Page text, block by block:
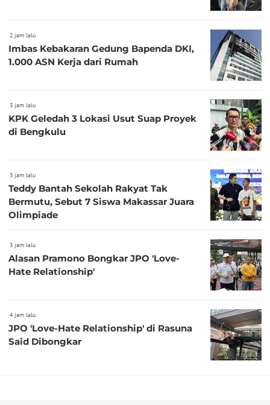
2 jam lalu
Imbas Kebakaran Gedung Bapenda DKI,
1.000 ASN Kerja dari Rumah
3 jam lalu
KPK Geledah 3 Lokasi Usut Suap Proyek
di Bengkulu
3 jam lalu
Teddy Bantah Sekolah Rakyat Tak
Bermutu, Sebut 7 Siswa Makassar Juara
Olimpiade
3 jam lalu
Alasan Pramono Bongkar JPO 'Love-
Hate Relationship'
4 jam lalu
JPO 'Love-Hate Relationship' di Rasuna
Said Dibongkar